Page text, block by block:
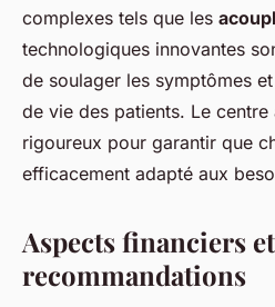
complexes tels que les
technologiques innovantes
de soulager les symptômes
de vie des patients. Le centre
rigoureux pour garantir que
efficacement adapté aux
Aspects financiers et
recommandations